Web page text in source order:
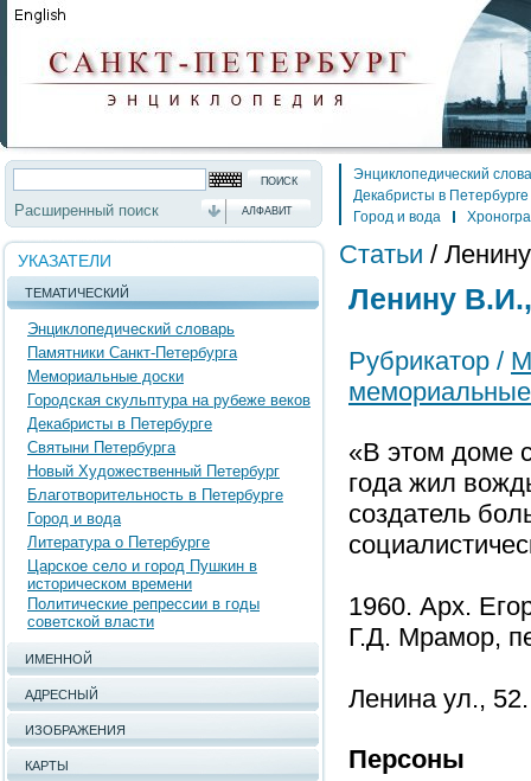
Расширенный поиск АЛФАВИТ
УКАЗАТЕЛИ
ТЕМАТИЧЕСКИЙ
Энциклопедический словарь
Памятники Санкт-Петербурга
Мемориальные доски
Городская скульптура на рубеже веков
Декабристы в Петербурге
Святыни Петербурга
Новый Художественный Петербург
Благотворительность в Петербурге
Город и вода
Литература о Петербурге
Царское село и город Пушкин в
историческом времени
Политические репрессии в годы
советской власти
ИМЕННОЙ
АДРЕСНЫЙ
ИЗОБРАЖЕНИЯ
КАРТЫ
Энциклопедический
Декабристы в Петербурге
Город и вода
Статьи /
Ленину
Рубрикатор /
«В этом доме
года жил
создатель
1960. Арх.
Г.Д. Мрамор,
Ленина ул.,
Персоны